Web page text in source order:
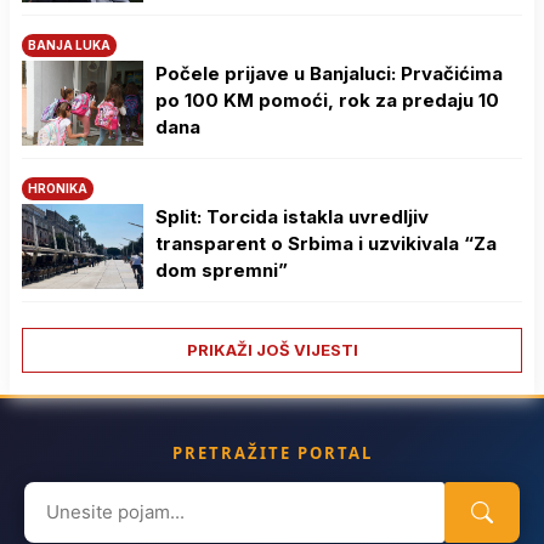
BANJA LUKA
Počele prijave u Banjaluci: Prvačićima
po 100 KM pomoći, rok za predaju 10
dana
HRONIKA
Split: Torcida istakla uvredljiv
transparent o Srbima i uzvikivala “Za
dom spremni”
PRIKAŽI JOŠ VIJESTI
PRETRAŽITE PORTAL
Search
for: